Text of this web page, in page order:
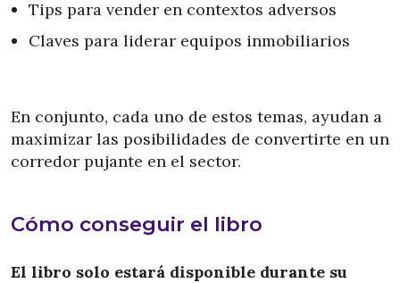
Tips para vender en contextos adversos
Claves para liderar equipos inmobiliarios
En conjunto, cada uno de estos temas, ayudan a
maximizar las posibilidades de convertirte en un
corredor pujante en el sector.
Cómo conseguir el libro
El libro solo estará disponible durante su